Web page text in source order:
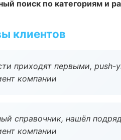
поиск по категориям и
клиентов
приходят первыми, push-
компании
справочник, нашёл
компании